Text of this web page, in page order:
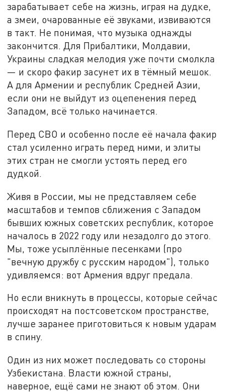
зарабатывает себе на жизнь, играя на дудке,
а змеи, очарованные её звуками, извиваются
в такт. Не понимая, что музыка однажды
закончится. Для Прибалтики, Молдавии,
Украины сладкая мелодия уже почти смолкла
— и скоро факир засунет их в тёмный мешок.
А для Армении и республик Средней Азии,
если они не выйдут из оцепенения перед
Западом, всё только начинается.
Перед СВО и особенно после её начала факир
стал усиленно играть перед ними, и элиты
этих стран не смогли устоять перед его
дудкой.
Живя в России, мы не представляем себе
масштабов и темпов сближения с Западом
бывших южных советских республик, которое
началось в 2022 году или незадолго до этого.
Мы, тоже усыплённые песенками (про
"вечную дружбу с русским народом"), только
удивляемся: вот Армения вдруг предала.
Но если вникнуть в процессы, которые сейчас
происходят на постсоветском пространстве,
лучше заранее приготовиться к новым ударам
в спину.
Один из них может последовать со стороны
Узбекистана. Власти южной страны,
наверное, ещё сами не знают об этом. Они